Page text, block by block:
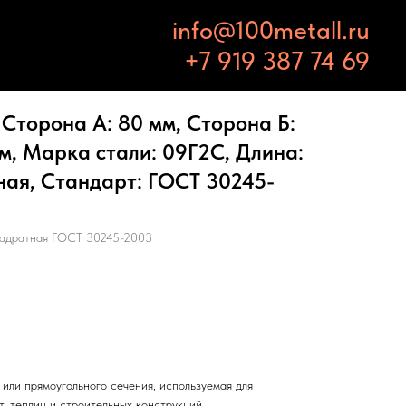
info@100metall.ru
+7 919 387 74 69
А: 80 мм, Сторона Б:
Марка стали: 09Г2С, Длина:
Стандарт: ГОСТ 30245-
ГОСТ 30245-2003
прямоугольного сечения, используемая для